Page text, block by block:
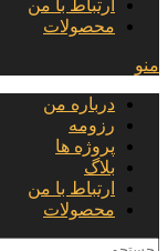
ارتباط با من
محصولات
منو
درباره من
رزومه
پروژه ها
بلاگ
ارتباط با من
محصولات
جستجو